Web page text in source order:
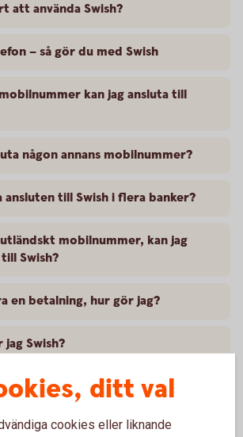
att använda Swish?
– så gör du med Swish
kan jag ansluta till
någon annans mobilnummer?
ansluten till Swish i flera banker?
mobilnummer, kan jag
Swish?
en betalning, hur gör jag?
jag Swish?
ditt val
cookies eller liknande